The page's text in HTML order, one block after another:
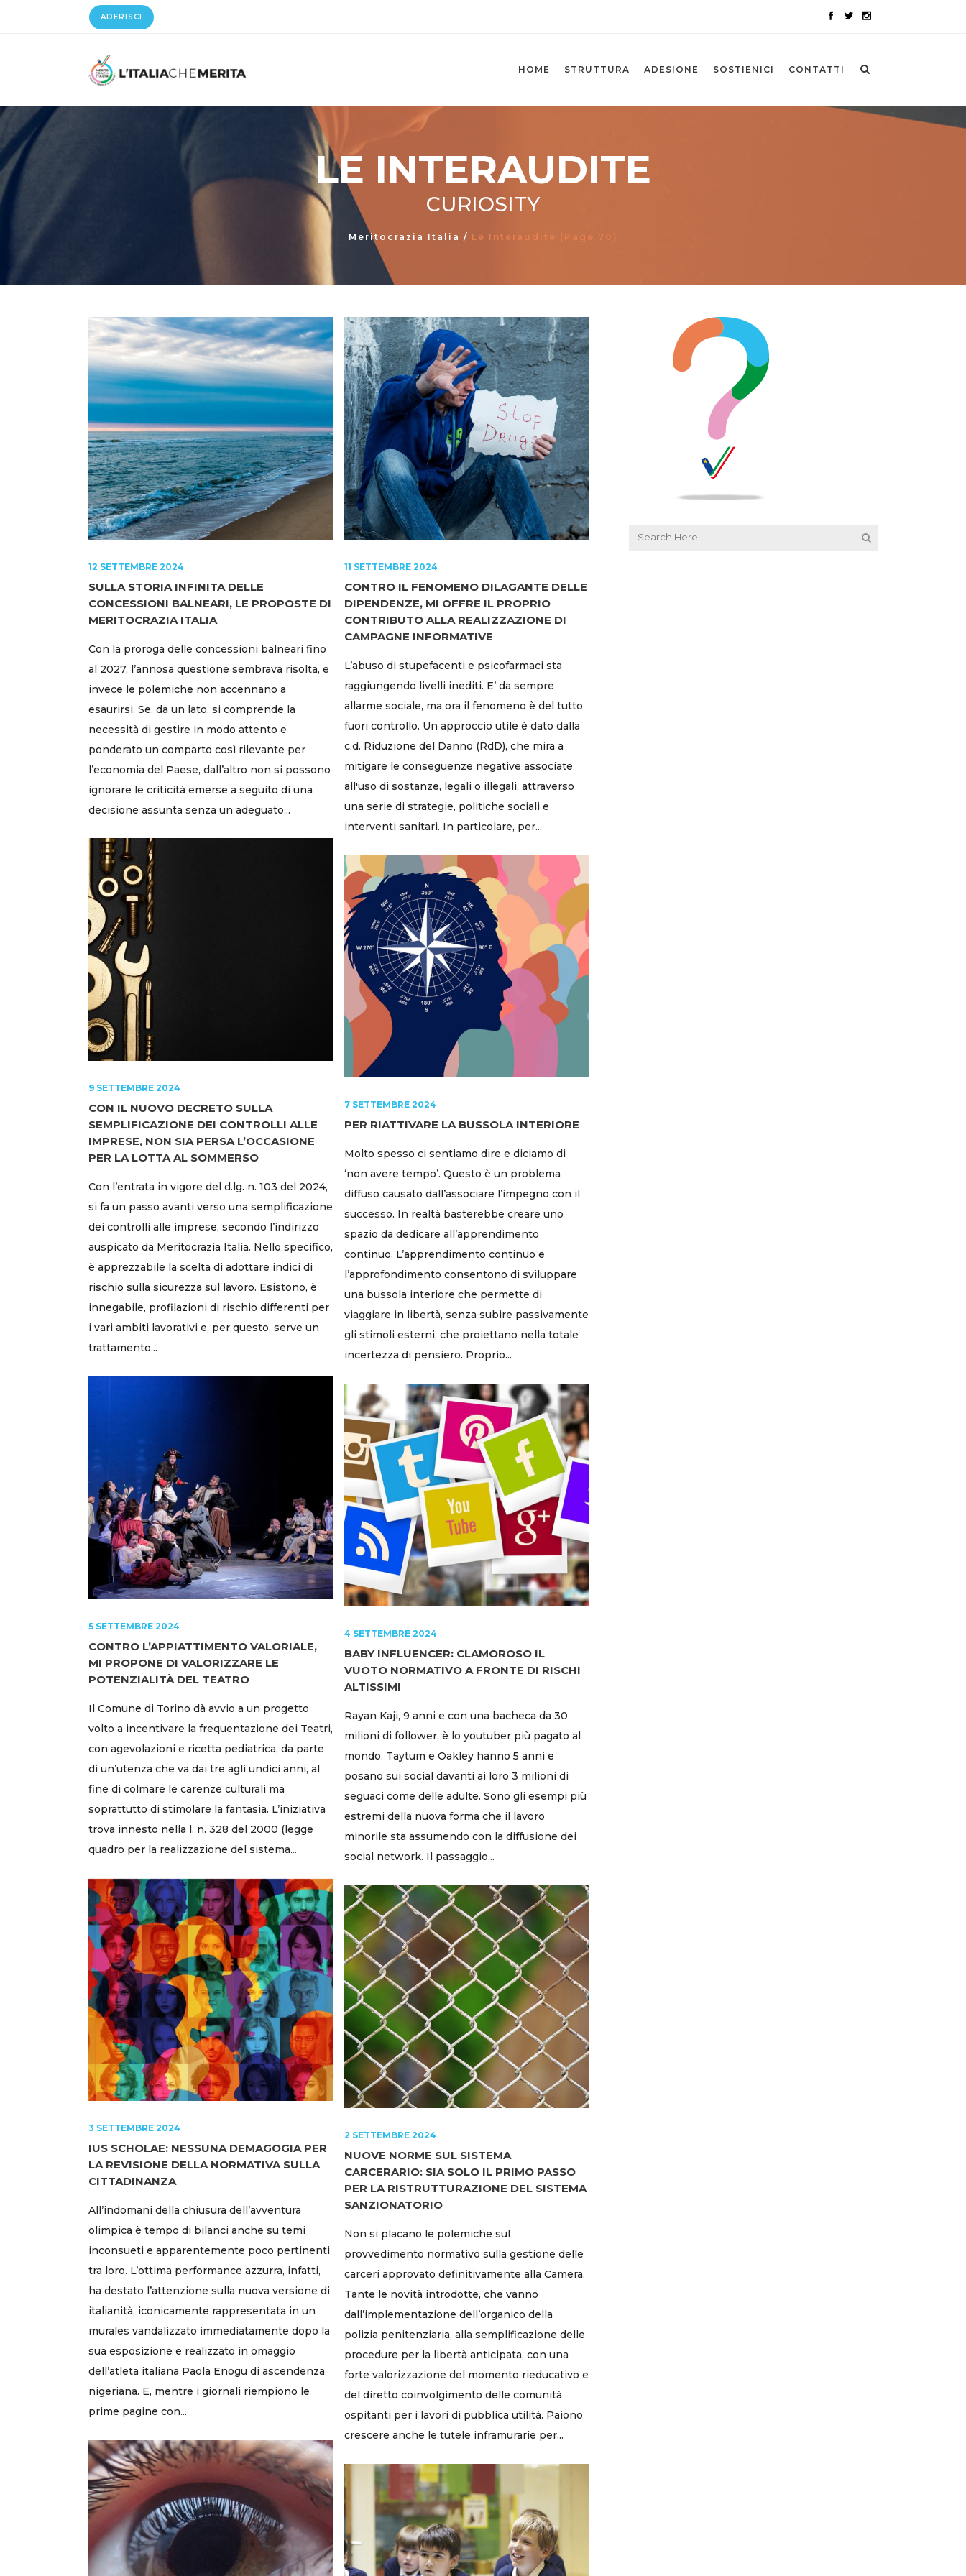
ADERISCI
HOME STRUTTURA ADESIONE SOSTIENICI CONTATTI
LE INTERAUDITE
CURIOSITY
Meritocrazia Italia / Le Interaudite (Page 70)
12 SETTEMBRE 2024
SULLA STORIA INFINITA DELLE
CONCESSIONI BALNEARI, LE PROPOSTE DI
MERITOCRAZIA ITALIA
Con la proroga delle concessioni balneari fino
al 2027, l’annosa questione sembrava risolta, e
invece le polemiche non accennano a
esaurirsi. Se, da un lato, si comprende la
necessità di gestire in modo attento e
ponderato un comparto così rilevante per
l’economia del Paese, dall’altro non si possono
ignorare le criticità emerse a seguito di una
decisione assunta senza un adeguato...
11 SETTEMBRE 2024
CONTRO IL FENOMENO DILAGANTE DELLE
DIPENDENZE, MI OFFRE IL PROPRIO
CONTRIBUTO ALLA REALIZZAZIONE DI
CAMPAGNE INFORMATIVE
L’abuso di stupefacenti e psicofarmaci sta
raggiungendo livelli inediti. E’ da sempre
allarme sociale, ma ora il fenomeno è del tutto
fuori controllo. Un approccio utile è dato dalla
c.d. Riduzione del Danno (RdD), che mira a
mitigare le conseguenze negative associate
all'uso di sostanze, legali o illegali, attraverso
una serie di strategie, politiche sociali e
interventi sanitari. In particolare, per...
9 SETTEMBRE 2024
CON IL NUOVO DECRETO SULLA
SEMPLIFICAZIONE DEI CONTROLLI ALLE
IMPRESE, NON SIA PERSA L’OCCASIONE
PER LA LOTTA AL SOMMERSO
Con l’entrata in vigore del d.lg. n. 103 del 2024,
si fa un passo avanti verso una semplificazione
dei controlli alle imprese, secondo l’indirizzo
auspicato da Meritocrazia Italia. Nello specifico,
è apprezzabile la scelta di adottare indici di
rischio sulla sicurezza sul lavoro. Esistono, è
innegabile, profilazioni di rischio differenti per
i vari ambiti lavorativi e, per questo, serve un
trattamento...
7 SETTEMBRE 2024
PER RIATTIVARE LA BUSSOLA INTERIORE
Molto spesso ci sentiamo dire e diciamo di
‘non avere tempo’. Questo è un problema
diffuso causato dall’associare l’impegno con il
successo. In realtà basterebbe creare uno
spazio da dedicare all’apprendimento
continuo. L’apprendimento continuo e
l’approfondimento consentono di sviluppare
una bussola interiore che permette di
viaggiare in libertà, senza subire passivamente
gli stimoli esterni, che proiettano nella totale
incertezza di pensiero. Proprio...
5 SETTEMBRE 2024
CONTRO L’APPIATTIMENTO VALORIALE,
MI PROPONE DI VALORIZZARE LE
POTENZIALITÀ DEL TEATRO
Il Comune di Torino dà avvio a un progetto
volto a incentivare la frequentazione dei Teatri,
con agevolazioni e ricetta pediatrica, da parte
di un’utenza che va dai tre agli undici anni, al
fine di colmare le carenze culturali ma
soprattutto di stimolare la fantasia. L’iniziativa
trova innesto nella l. n. 328 del 2000 (legge
quadro per la realizzazione del sistema...
4 SETTEMBRE 2024
BABY INFLUENCER: CLAMOROSO IL
VUOTO NORMATIVO A FRONTE DI RISCHI
ALTISSIMI
Rayan Kaji, 9 anni e con una bacheca da 30
milioni di follower, è lo youtuber più pagato al
mondo. Taytum e Oakley hanno 5 anni e
posano sui social davanti ai loro 3 milioni di
seguaci come delle adulte. Sono gli esempi più
estremi della nuova forma che il lavoro
minorile sta assumendo con la diffusione dei
social network. Il passaggio...
3 SETTEMBRE 2024
IUS SCHOLAE: NESSUNA DEMAGOGIA PER
LA REVISIONE DELLA NORMATIVA SULLA
CITTADINANZA
All’indomani della chiusura dell’avventura
olimpica è tempo di bilanci anche su temi
inconsueti e apparentemente poco pertinenti
tra loro. L’ottima performance azzurra, infatti,
ha destato l’attenzione sulla nuova versione di
italianità, iconicamente rappresentata in un
murales vandalizzato immediatamente dopo la
sua esposizione e realizzato in omaggio
dell’atleta italiana Paola Enogu di ascendenza
nigeriana. E, mentre i giornali riempiono le
prime pagine con...
2 SETTEMBRE 2024
NUOVE NORME SUL SISTEMA
CARCERARIO: SIA SOLO IL PRIMO PASSO
PER LA RISTRUTTURAZIONE DEL SISTEMA
SANZIONATORIO
Non si placano le polemiche sul
provvedimento normativo sulla gestione delle
carceri approvato definitivamente alla Camera.
Tante le novità introdotte, che vanno
dall’implementazione dell’organico della
polizia penitenziaria, alla semplificazione delle
procedure per la libertà anticipata, con una
forte valorizzazione del momento rieducativo e
del diretto coinvolgimento delle comunità
ospitanti per i lavori di pubblica utilità. Paiono
crescere anche le tutele inframurarie per...